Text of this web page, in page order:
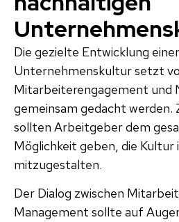
Die gezielte Entwicklung
Unternehmenskultur setzt
Mitarbeiterengagement und
gemeinsam gedacht werden.
sollten Arbeitgeber dem
Möglichkeit geben, die
mitzugestalten.
Der Dialog zwischen
Management sollte auf